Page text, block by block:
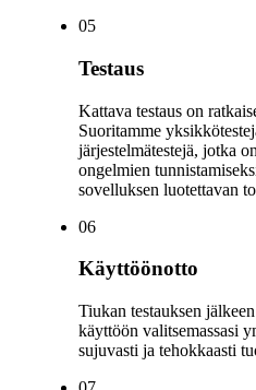
05
Testaus
Kattava testaus on
Suoritamme
järjestelmätestejä, jotka
ongelmien
sovelluksen luotettavan
06
Käyttöönotto
Tiukan testauksen
käyttöön valitsemassasi
sujuvasti ja tehokkaasti